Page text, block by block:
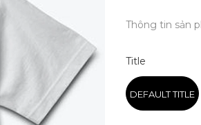
Thông tin sản
Title
DEFAULT TITLE